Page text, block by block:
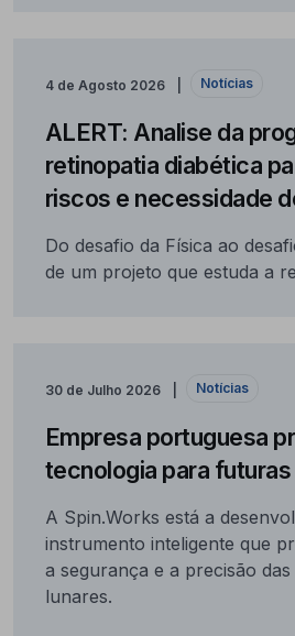
4 de Agosto 2026 Notícias
ALERT: Analise da
retinopatia diabética
riscos e necessidade
Do desafio da Física ao
de um projeto que estuda a
30 de Julho 2026 Notícias
Empresa portuguesa
tecnologia para
A Spin.Works está a
instrumento inteligente que
a segurança e a precisão
lunares.